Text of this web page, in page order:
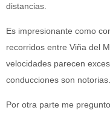
distancias.
Es impresionante como
recorridos entre Viña del
velocidades parecen
conducciones son
Por otra parte me